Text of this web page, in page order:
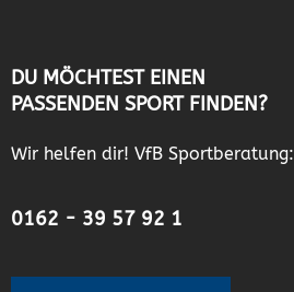
DU MÖCHTEST EINEN
PASSENDEN SPORT FINDEN?
Wir helfen dir! VfB Sportberatung:
0162 - 39 57 92 1